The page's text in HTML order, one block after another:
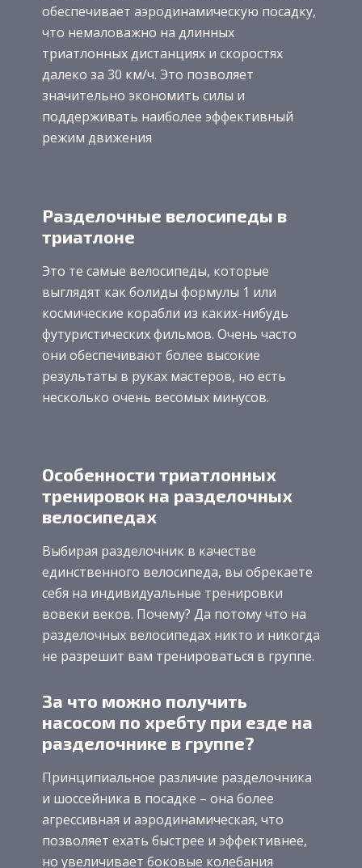
обеспечивает аэродинамическую посадку,
что немаловажно на длинных
триатлонных дистанциях и скоростях
далеко за 30 км/ч. Это позволяет
значительно экономить силы и
поддерживать наиболее эффективный
режим движения
Разделочные велосипеды в
триатлоне
Это те самые велосипеды, которые
выглядят как болиды формулы 1 или
космические корабли из каких-нибудь
футуристических фильмов. Очень часто
они обеспечивают более высокие
результаты в руках мастеров, но есть
несколько очень весомых минусов.
Особенности триатлонных
тренировок на разделочных
велосипедах
Выбирая разделочник в качестве
единственного велосипеда, вы обрекаете
себя на индивидуальные тренировки
вовеки веков. Почему? Да потому что на
разделочных велосипедах никто и никогда
не разрешит вам тренироваться в группе.
За что можно получить
насосом по хребту при езде на
разделочнике в группе?
Принципиальное различие разделочника
и шоссейника в посадке – она более
агрессивная и аэродинамическая, что
позволяет ехать быстрее и эффективнее,
но увеличивает боковые колебания